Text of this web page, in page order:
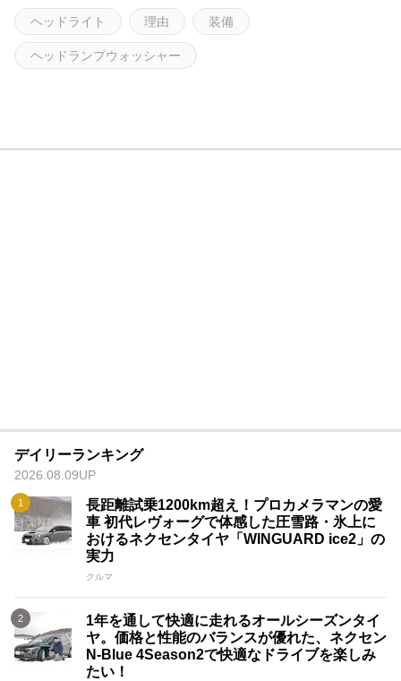
ヘッドライト 理由 装備
ヘッドランプウォッシャー
デイリーランキング
2026.08.09UP
長距離試乗1200km超え！プロカメラマンの愛
車 初代レヴォーグで体感した圧雪路・氷上に
おけるネクセンタイヤ「WINGUARD ice2」の
実力
クルマ
1年を通して快適に走れるオールシーズンタイ
ヤ。価格と性能のバランスが優れた、ネクセン
N-Blue 4Season2で快適なドライブを楽しみ
たい！